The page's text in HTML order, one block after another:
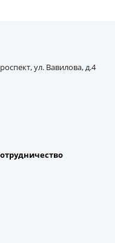
ул. Вавилова, д.4